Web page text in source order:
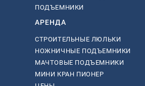
ПОДЪЕМНИКИ
АРЕНДА
СТРОИТЕЛЬНЫЕ ЛЮЛЬКИ
НОЖНИЧНЫЕ ПОДЪЕМНИКИ
МАЧТОВЫЕ ПОДЪЕМНИКИ
МИНИ КРАН ПИОНЕР